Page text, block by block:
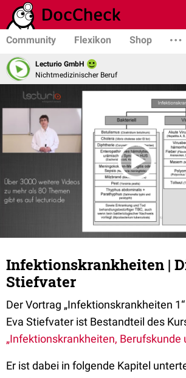
Community Flexikon Shop
Lecturio GmbH
Nichtmedizinischer Beruf
Infektionskrankheiten |
Stiefvater
Der Vortrag „Infektionskrankheiten
Eva Stiefvater ist Bestandteil des
„Infektionskrankheiten, Berufskunde
Er ist dabei in folgende Kapitel